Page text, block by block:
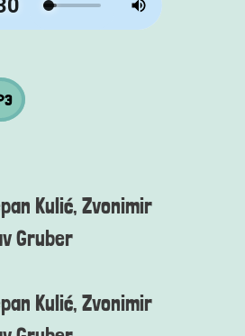
Kulić, Zvonimir
Gruber
Kulić, Zvonimir